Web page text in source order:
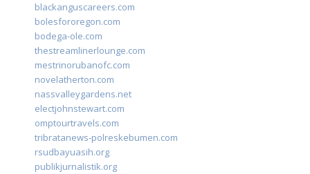
blackanguscareers.com
bolesfororegon.com
bodega-ole.com
thestreamlinerlounge.com
mestrinorubanofc.com
novelatherton.com
nassvalleygardens.net
electjohnstewart.com
omptourtravels.com
tribratanews-polreskebumen.com
rsudbayuasih.org
publikjurnalistik.org